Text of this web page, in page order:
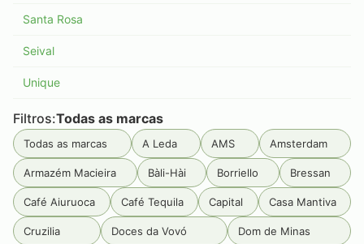
Santa Rosa
Seival
Unique
Filtros:Todas as marcas
Todas as marcas A Leda AMS Amsterdam
Armazém Macieira Bàli-Hài Borriello Bressan
Café Aiuruoca Café Tequila Capital Casa Mantiva
Cruzilia Doces da Vovó Dom de Minas